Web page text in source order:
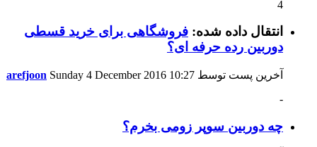
4
انتقال داده شده: فروشگاهی برای خرید قسطی
دوربین رده حرفه ای؟
آخرین پست توسط arefjoon Sunday 4 December 2016 10:27
-
چه دوربین سوپر زومی بخرم؟